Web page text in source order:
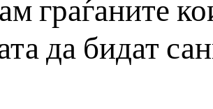
граѓаните
да бидат